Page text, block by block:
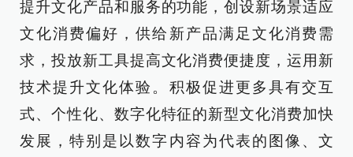
提升文化产品和服务的功能，创设新场景适应
文化消费偏好，供给新产品满足文化消费需
求，投放新工具提高文化消费便捷度，运用新
技术提升文化体验。积极促进更多具有交互
式、个性化、数字化特征的新型文化消费加快
发展，特别是以数字内容为代表的图像、文